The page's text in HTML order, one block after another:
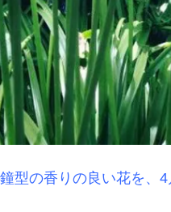
型の香りの良い花を、